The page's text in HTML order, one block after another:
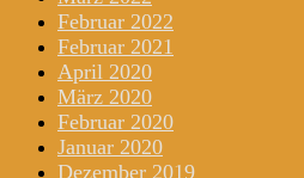
Februar 2022
Februar 2021
April 2020
März 2020
Februar 2020
Januar 2020
Dezember 2019